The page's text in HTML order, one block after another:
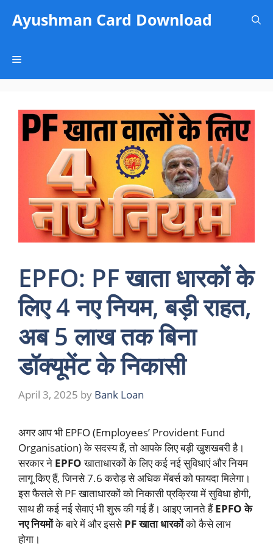
Ayushman Card Download
Menu
EPFO: PF खाता धारकों के
लिए 4 नए नियम, बड़ी राहत,
अब 5 लाख तक बिना
डॉक्यूमेंट के निकासी
April 3, 2025 by Bank Loan
अगर आप भी EPFO (Employees’ Provident Fund
Organisation) के सदस्य हैं, तो आपके लिए बड़ी खुशखबरी है।
सरकार ने EPFOखाताधारकों के लिए कई नई सुविधाएं और नियम
लागू किए हैं, जिनसे 7.6 करोड़ से अधिक मेंबर्स को फायदा मिलेगा।
इस फैसले से PF खाताधारकों को निकासी प्रक्रिया में सुविधा होगी,
साथ ही कई नई सेवाएं भी शुरू की गई हैं। आइए जानते हैंEPFO के
नए नियमोंके बारे में और इससेPF खाता धारकोंको कैसे लाभ
होगा।